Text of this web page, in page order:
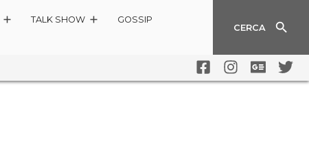
TALK SHOW
GOSSIP
CERCA